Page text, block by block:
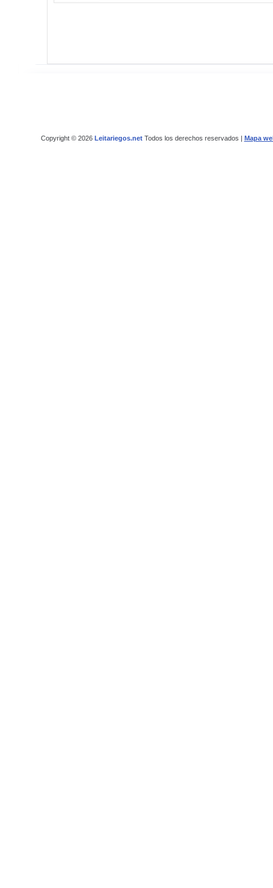
Copyright © 2026 Leitariegos.netTodos los derechos reservados | Mapa